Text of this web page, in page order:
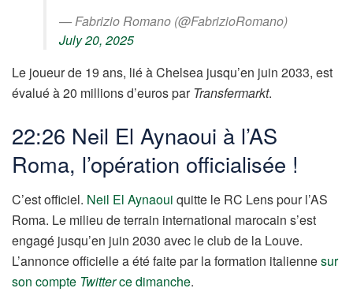
— Fabrizio Romano (@FabrizioRomano)
July 20, 2025
Le joueur de 19 ans, lié à Chelsea jusqu’en juin 2033, est
évalué à 20 millions d’euros par Transfermarkt.
22:26 Neil El Aynaoui à l’AS
Roma, l’opération officialisée !
C’est officiel. Neil El Aynaoui quitte le RC Lens pour l’AS
Roma. Le milieu de terrain international marocain s’est
engagé jusqu’en juin 2030 avec le club de la Louve.
L’annonce officielle a été faite par la formation italiennesur
son compte Twitterce dimanche.